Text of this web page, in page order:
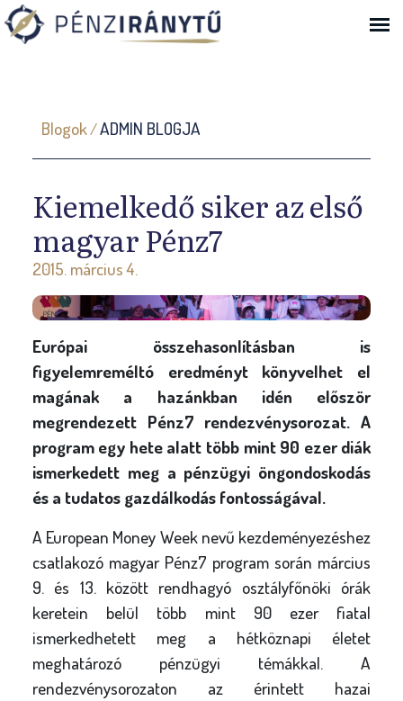
Ugrás a navigációhoz
J
e
e
n
l
e
g
i
h
e
l
y
Blogok/ADMIN BLOGJA
Kiemelkedő siker az első
magyar Pénz7
2015. március 4.
Európai összehasonlításban is
figyelemreméltó eredményt könyvelhet el
magának a hazánkban idén először
megrendezett Pénz7 rendezvénysorozat. A
program egy hete alatt több mint 90 ezer diák
ismerkedett meg a pénzügyi öngondoskodás
és a tudatos gazdálkodás fontosságával.
A European Money Week nevű kezdeményezéshez
csatlakozó magyar Pénz7 program során március
9. és 13. között rendhagyó osztályfőnöki órák
keretein belül több mint 90 ezer fiatal
ismerkedhetett meg a hétköznapi életet
meghatározó pénzügyi témákkal. A
rendezvénysorozaton az érintett hazai